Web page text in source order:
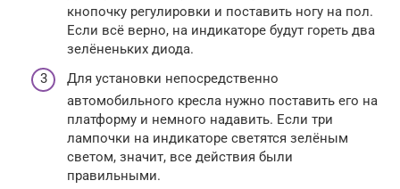
кнопочку регулировки и поставить ногу на пол.
Если всё верно, на индикаторе будут гореть два
зелёненьких диода.
Для установки непосредственно
автомобильного кресла нужно поставить его на
платформу и немного надавить. Если три
лампочки на индикаторе светятся зелёным
светом, значит, все действия были
правильными.